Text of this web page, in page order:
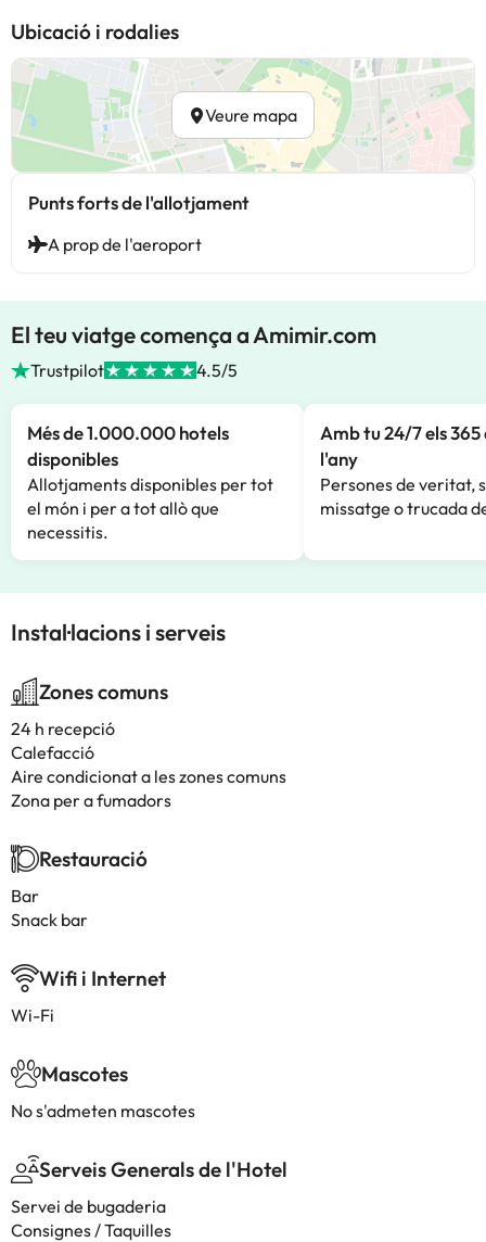
Ubicació i rodalies
Veure mapa
Punts forts de l'allotjament
A prop de l'aeroport
El teu viatge comença a Amimir.com
Trustpilot 4.5/5
Més de 1.000.000 hotels
disponibles
Allotjaments disponibles per tot
el món i per a tot allò que
necessitis.
Amb tu 24/7 els 365
l'any
Persones de veritat,
missatge o trucada
Instal·lacions i serveis
Zones comuns
24 h recepció
Calefacció
Aire condicionat a les zones comuns
Zona per a fumadors
Restauració
Bar
Snack bar
Wifi i Internet
Wi-Fi
Mascotes
No s'admeten mascotes
Serveis Generals de l'Hotel
Servei de bugaderia
Consignes / Taquilles